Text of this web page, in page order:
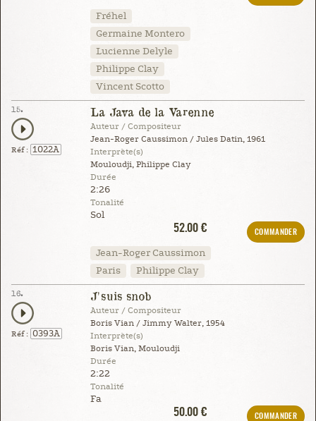
Fréhel
Germaine Montero
Lucienne Delyle
Philippe Clay
Vincent Scotto
15.
Réf : 1022A
La Java de la Varenne
Auteur / Compositeur
Jean-Roger Caussimon / Jules Datin, 1961
Interprète(s)
Mouloudji, Philippe Clay
Durée
2:26
Tonalité
Sol
52.00 €
COMMANDER
Jean-Roger Caussimon
Paris
Philippe Clay
16.
Réf : 0393A
J'suis snob
Auteur / Compositeur
Boris Vian / Jimmy Walter, 1954
Interprète(s)
Boris Vian, Mouloudji
Durée
2:22
Tonalité
Fa
50.00 €
COMMANDER